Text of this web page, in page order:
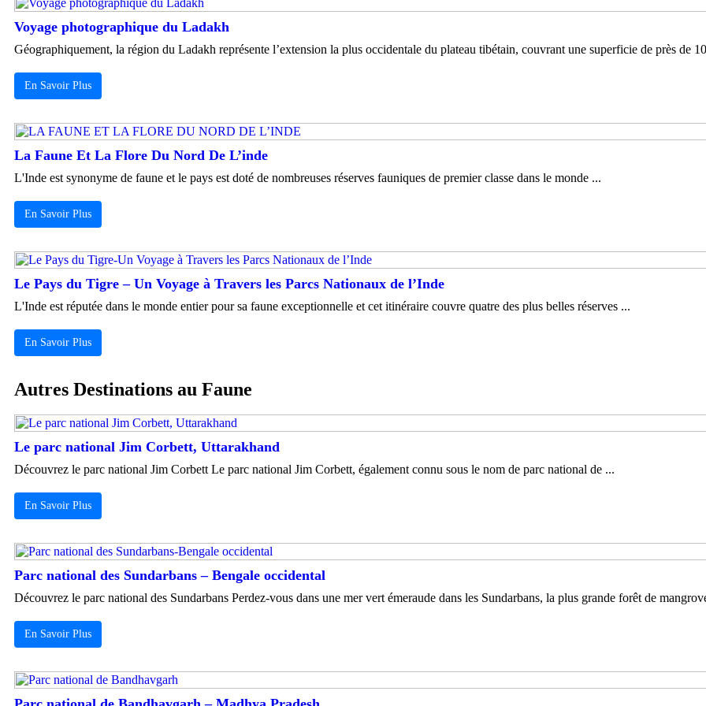
Voyage photographique du Ladakh
Géographiquement, la région du Ladakh représente l’extension la plus occidentale du plateau tibétain, couvrant une superficie de près de
En Savoir Plus
La Faune Et La Flore Du Nord De L’inde
L'Inde est synonyme de faune et le pays est doté de nombreuses réserves fauniques de premier classe dans le monde ...
En Savoir Plus
Le Pays du Tigre – Un Voyage à Travers les Parcs Nationaux de l’Inde
L'Inde est réputée dans le monde entier pour sa faune exceptionnelle et cet itinéraire couvre quatre des plus belles réserves ...
En Savoir Plus
Autres Destinations au Faune
Le parc national Jim Corbett, Uttarakhand
Découvrez le parc national Jim Corbett Le parc national Jim Corbett, également connu sous le nom de parc national de ...
En Savoir Plus
Parc national des Sundarbans – Bengale occidental
Découvrez le parc national des Sundarbans Perdez-vous dans une mer vert émeraude dans les Sundarbans, la plus grande forêt de
En Savoir Plus